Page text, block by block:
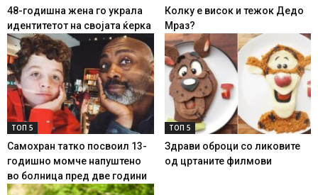
48-годишна жена го украла
идентитетот на својата ќерка
Колку е висок и тежок Дедо
Мраз?
ТОП 5
Самохран татко посвоил 13-
годишно момче напуштено
во болница пред две години
ТОП 5
Здрави оброци со ликовите
од цртаните филмови